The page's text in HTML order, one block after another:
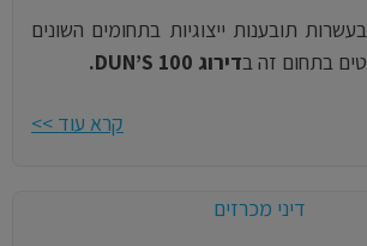
תובענות ייצוגיות בתחומים השונים
בתחום זה בדירוג DUN’S 100.
קרא עוד >>